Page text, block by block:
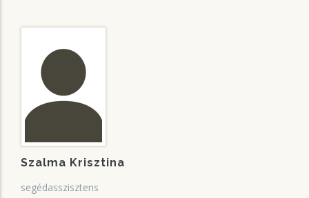
Szalma Krisztina
segédasszisztens